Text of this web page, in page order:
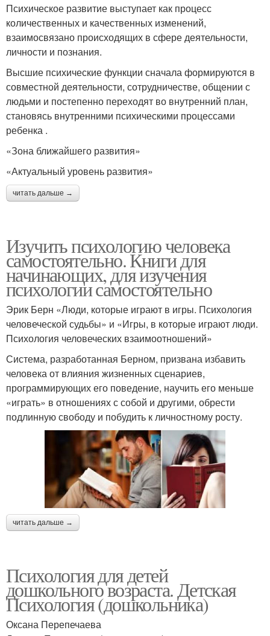
Психическое развитие выступает как процесс
количественных и качественных изменений,
взаимосвязано происходящих в сфере деятельности,
личности и познания.
Высшие психические функции сначала формируются в
совместной деятельности, сотрудничестве, общении с
людьми и постепенно переходят во внутренний план,
становясь внутренними психическими процессами
ребенка .
«Зона ближайшего развития»
«Актуальный уровень развития»
читать дальше →
Изучить психологию человека
самостоятельно. Книги для
начинающих, для изучения
психологии самостоятельно
Эрик Берн «Люди, которые играют в игры. Психология
человеческой судьбы» и «Игры, в которые играют люди.
Психология человеческих взаимоотношений»
Система, разработанная Берном, призвана избавить
человека от влияния жизненных сценариев,
программирующих его поведение, научить его меньше
«играть» в отношениях с собой и другими, обрести
подлинную свободу и побудить к личностному росту.
читать дальше →
Психология для детей
дошкольного возраста. Детская
Психология (дошкольника)
Оксана Перепечаева